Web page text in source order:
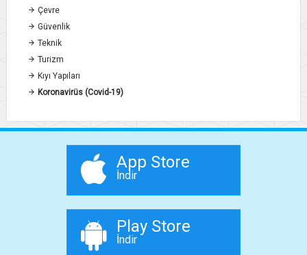
Çevre
Güvenlik
Teknik
Turizm
Kıyı Yapıları
Koronavirüs (Covid-19)
App Store
İndir
Play Store
İndir